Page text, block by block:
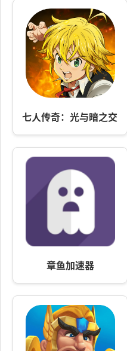
七人传奇：光与暗之交战
章鱼加速器